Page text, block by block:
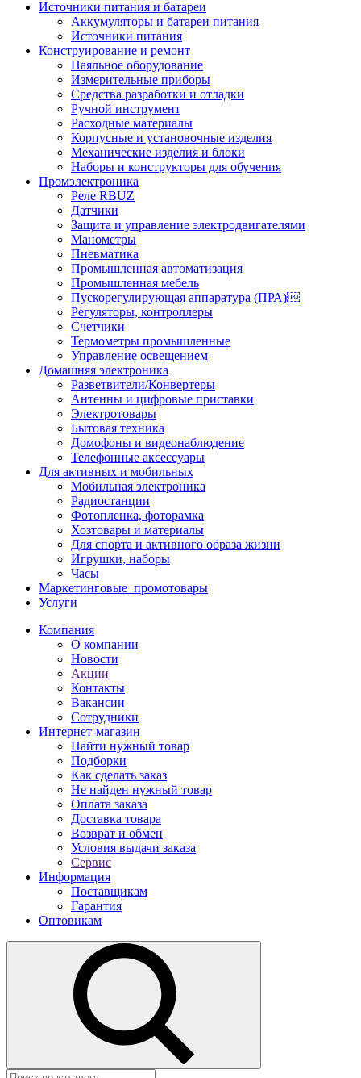
Источники питания и батареи
Аккумуляторы и батареи питания
Источники питания
Конструирование и ремонт
Паяльное оборудование
Измерительные приборы
Средства разработки и отладки
Ручной инструмент
Расходные материалы
Корпусные и установочные изделия
Механические изделия и блоки
Наборы и конструкторы для обучения
Промэлектроника
Реле RBUZ
Датчики
Защита и управление электродвигателями
Манометры
Пневматика
Промышленная автоматизация
Промышленная мебель
Пускорегулирующая аппаратура (ПРА)￼
Регуляторы, контроллеры
Счетчики
Термометры промышленные
Управление освещением
Домашняя электроника
Разветвители/Конвертеры
Антенны и цифровые приставки
Электротовары
Бытовая техника
Домофоны и видеонаблюдение
Телефонные аксессуары
Для активных и мобильных
Мобильная электроника
Радиостанции
Фотопленка, фоторамка
Хозтовары и материалы
Для спорта и активного образа жизни
Игрушки, наборы
Часы
Маркетинговые_промотовары
Услуги
Компания
О компании
Новости
Акции
Контакты
Вакансии
Сотрудники
Интернет-магазин
Найти нужный товар
Подборки
Как сделать заказ
Не найден нужный товар
Оплата заказа
Доставка товара
Возврат и обмен
Условия выдачи заказа
Сервис
Информация
Поставщикам
Гарантия
Оптовикам